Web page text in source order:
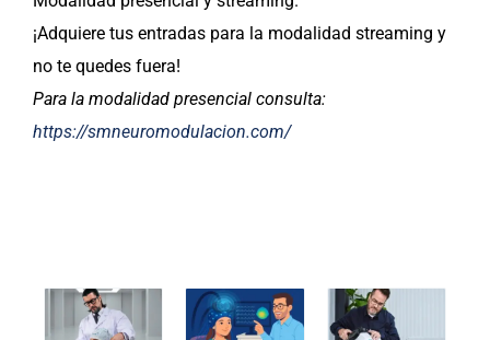
¡Adquiere tus entradas para la modalidad streaming y
no te quedes fuera!
Para la modalidad presencial consulta:
https://smneuromodulacion.com/